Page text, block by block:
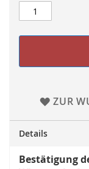
ZUR
Details
Bestätigung